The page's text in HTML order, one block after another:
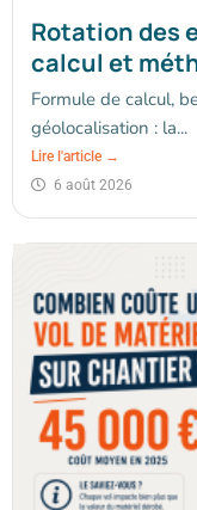
Rotation des
calcul et
Formule de calcul,
géolocalisation : la...
Lire l'article →
6 août 2026